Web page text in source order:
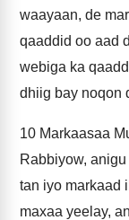
waayaan, de
qaaddid oo aad
webiga ka
dhiig bay noqon
10 Markaasaa
Rabbiyow,
tan iyo markaad
maxaa yeelay,